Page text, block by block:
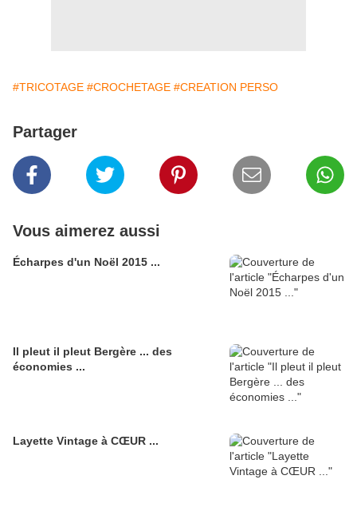
#TRICOTAGE #CROCHETAGE #CREATION PERSO
Partager
Vous aimerez aussi
Écharpes d'un Noël 2015 ...
Il pleut il pleut Bergère ... des
économies ...
Layette Vintage à CŒUR ...